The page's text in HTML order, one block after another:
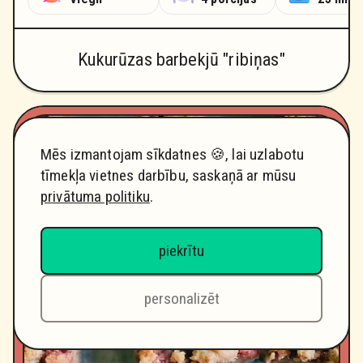
Kukurūzas barbekjū "ribiņas"
Mēs izmantojam sīkdatnes 🍪, lai uzlabotu
tīmekļa vietnes darbību, saskaņā ar mūsu
privātuma politiku.
piekrītu
personalizēt